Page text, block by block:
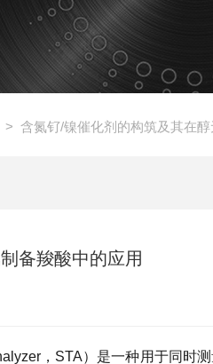
> 含氮钌/镍催化剂的构筑及其在
备羧酸中的应用
，STA）是一种用于同时